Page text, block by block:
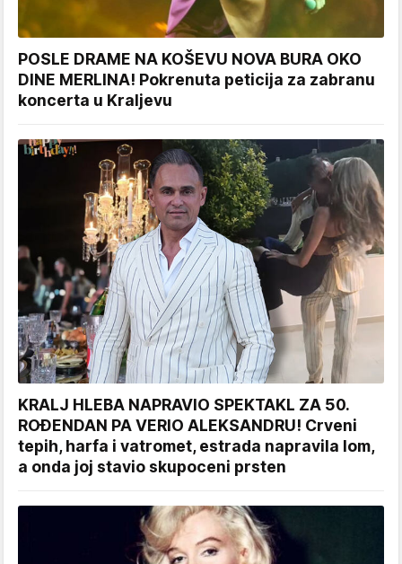
POSLE DRAME NA KOŠEVU NOVA BURA OKO
DINE MERLINA! Pokrenuta peticija za zabranu
koncerta u Kraljevu
KRALJ HLEBA NAPRAVIO SPEKTAKL ZA 50.
ROĐENDAN PA VERIO ALEKSANDRU! Crveni
tepih, harfa i vatromet, estrada napravila lom,
a onda joj stavio skupoceni prsten